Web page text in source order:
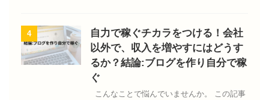
4
自力で稼ぐチカラをつける！会社
以外で、収入を増やすにはどうす
るか？結論:ブログを作り自分で稼
ぐ
こんなことで悩んでいませんか。 この記事